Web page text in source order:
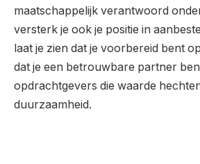
maatschappelijk verantwoord
versterk je ook je positie in
laat je zien dat je voorbereid bent
dat je een betrouwbare partner
opdrachtgevers die waarde
duurzaamheid.